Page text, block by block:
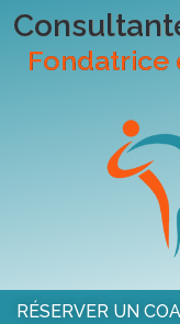
Fondatrice
RÉSERVER UN